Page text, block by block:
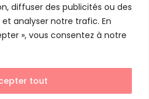
diffuser des publicités ou des
analyser notre trafic. En
», vous consentez à notre
tout
- Varice et médecine
webMagentamedia.ca